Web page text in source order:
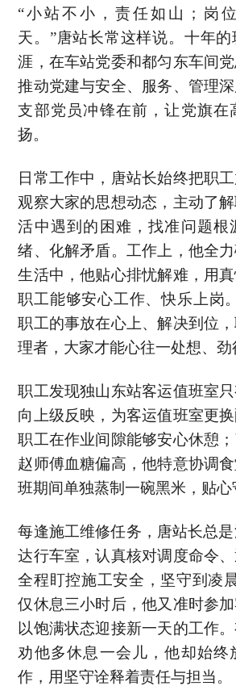
“小站不小，责任如山；岗
天。”唐站长常这样说。十年
涯，在车站党委和都匀东车间党
推动党建与安全、服务、管理
支部党员冲锋在前，让党旗在
扬。
日常工作中，唐站长始终把职
观察大家的思想动态，主动了
活中遇到的困难，找准问题根
绪、化解矛盾。工作上，他全力
生活中，他贴心排忧解难，用
职工能够安心工作、快乐上岗
职工的事放在心上、解决到位
理者，大家才能心往一处想、劲
职工发现独山东站客运值班室
向上级反映，为客运值班室更
职工在作业间隙能够安心休憩
赵师傅血糖偏高，他特意协调
班期间单独蒸制一碗黑米，贴心
每逢施工维修任务，唐站长总
达行车室，认真核对调度命令、
全程盯控施工安全，坚守到凌
仅休息三小时后，他又准时参加
以饱满状态迎接新一天的工作
劝他多休息一会儿，他却始终
作，用坚守诠释着责任与担当。